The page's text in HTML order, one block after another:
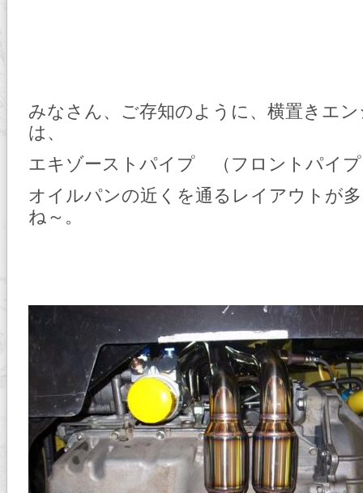
みなさん、ご存知のように、横置きエ
は、
エキゾーストパイプ （フロントパイ
オイルパンの近くを通るレイアウトが
ね～。